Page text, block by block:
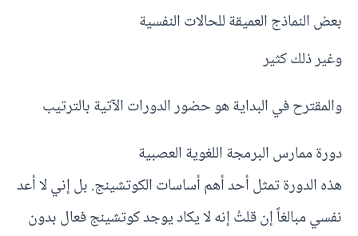
بعض النماذج العميقة للحالات النفسية
وغير ذلك كثير
والمقترح في البداية هو حضور الدورات الآتية بالترتيب
دورة ممارس البرمجة اللغوية العصبية
هذه الدورة تمثل أحد أهم أساسات الكوتشينج. بل إني لا أعد
نفسي مبالغاً إن قلتُ إنه لا يكاد يوجد كوتشينج فعال بدون